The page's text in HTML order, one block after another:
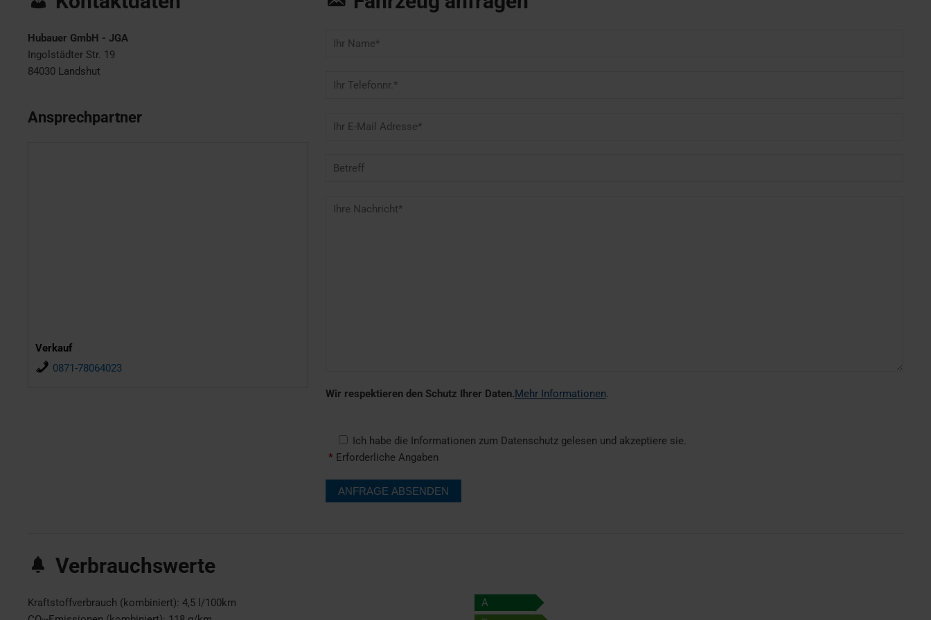
Hubauer GmbH - JGA
Ingolstädter Str. 19
84030 Landshut
Ansprechpartner
Verkauf
0871-78064023
Wir respektieren den Schutz Ihrer Daten.Mehr Informationen.
Ich habe die Informationen zum Datenschutz gelesen und akzeptiere sie.
*Erforderliche Angaben
Verbrauchswerte
Kraftstoffverbrauch (kombiniert): 4,5 l/100km
A